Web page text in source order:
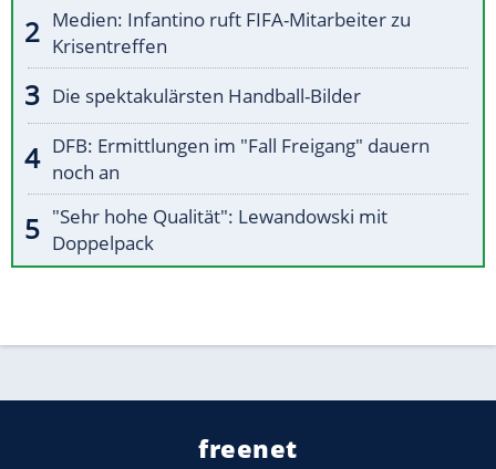
Medien: Infantino ruft FIFA-Mitarbeiter zu
Krisentreffen
Die spektakulärsten Handball-Bilder
DFB: Ermittlungen im "Fall Freigang" dauern
noch an
"Sehr hohe Qualität": Lewandowski mit
Doppelpack
freenet